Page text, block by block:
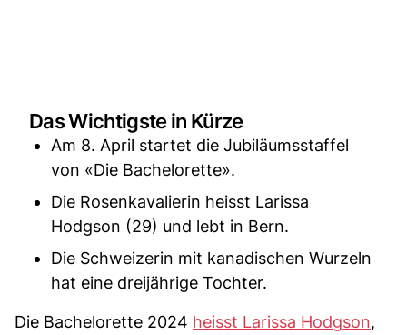
Das Wichtigste in Kürze
Am 8. April startet die Jubiläumsstaffel
von «Die Bachelorette».
Die Rosenkavalierin heisst Larissa
Hodgson (29) und lebt in Bern.
Die Schweizerin mit kanadischen Wurzeln
hat eine dreijährige Tochter.
Die Bachelorette 2024 heisst Larissa Hodgson,